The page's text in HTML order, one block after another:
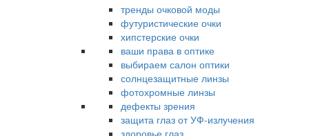
тренды очковой моды
футуристические очки
хипстерские очки
ваши права в оптике
выбираем салон оптики
солнцезащитные линзы
фотохромные линзы
дефекты зрения
защита глаз от УФ-излучения